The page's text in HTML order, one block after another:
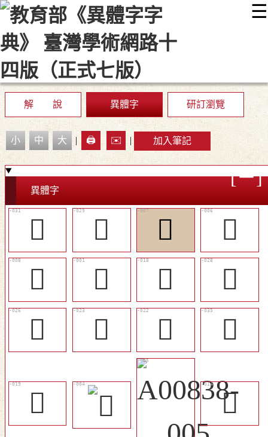
☰
::: 最新消息 常見問題 編輯說明
顯示模式
網站導覽
解 說 異體字 研訂瀏覽
小 中 大 | 🖨️ ✉️ | 加入筆記
異體字
󱊮 󱊬 󱊖
󱊕
󱊗
𡕿 󱊡
󱊫
󱊩
󱊦 󱊥 󱊱
󱊢 󱊝